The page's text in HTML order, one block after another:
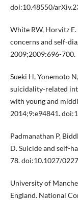
doi:10.48550/
White RW, Horvitz
concerns and self-
2009;2009:696-700.
Sueki H, Yonemoto
suicidality-related
with young and
2014;9:e94841.
Padmanathan P,
D. Suicide and self-
78. doi:10.1027/
University of
England. National